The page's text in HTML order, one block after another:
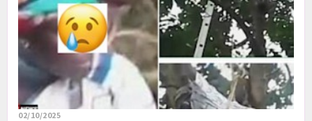
02/10/2025